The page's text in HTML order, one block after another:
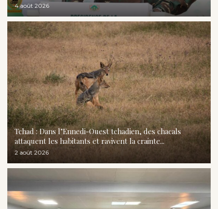
4 août 2026
Tchad : Dans l’Ennedi-Ouest tchadien, des chacals
attaquent les habitants et ravivent la crainte...
2 août 2026